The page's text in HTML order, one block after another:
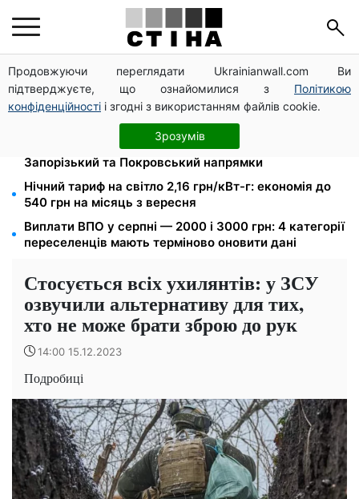
Продовжуючи переглядати Ukrainianwall.com Ви
підтверджуєте, що ознайомилися з Політикою
конфіденційності і згодні з використанням файлів cookie.
Зрозумів
Новий знак на центральній вулиці: водіям
вантажівок заборонили зупинку — штраф до 680
грн
Мавіки, зарядні станції та апарати для реанімації:
Християнський корпус передав вантаж на
Запорізький та Покровський напрямки
Нічний тариф на світло 2,16 грн/кВт-г: економія до
540 грн на місяць з вересня
Виплати ВПО у серпні — 2000 і 3000 грн: 4 категорії
переселенців мають терміново оновити дані
Стосується всіх ухилянтів: у ЗСУ
озвучили альтернативу для тих,
хто не може брати зброю до рук
14:00 15.12.2023
Подробиці